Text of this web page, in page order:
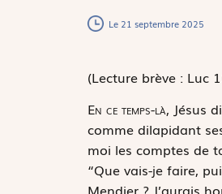
Le 21 septembre 2025
(Lecture brève : Luc
En ce temps-là, Jésus
comme dilapidant
moi les comptes de
“Que vais-je faire,